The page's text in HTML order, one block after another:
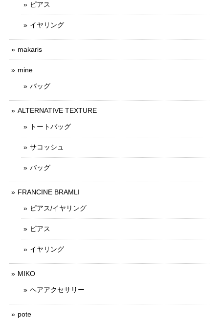
ピアス
イヤリング
makaris
mine
バッグ
ALTERNATIVE TEXTURE
トートバッグ
サコッシュ
バッグ
FRANCINE BRAMLI
ピアス/イヤリング
ピアス
イヤリング
MIKO
ヘアアクセサリー
pote